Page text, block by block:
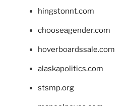
hingstonnt.com
chooseagender.com
hoverboardssale.com
alaskapolitics.com
stsmp.org